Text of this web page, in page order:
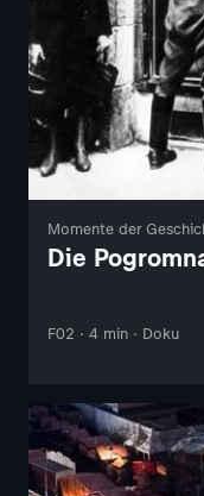
Momente der
Die
F02 · 4 min · Doku